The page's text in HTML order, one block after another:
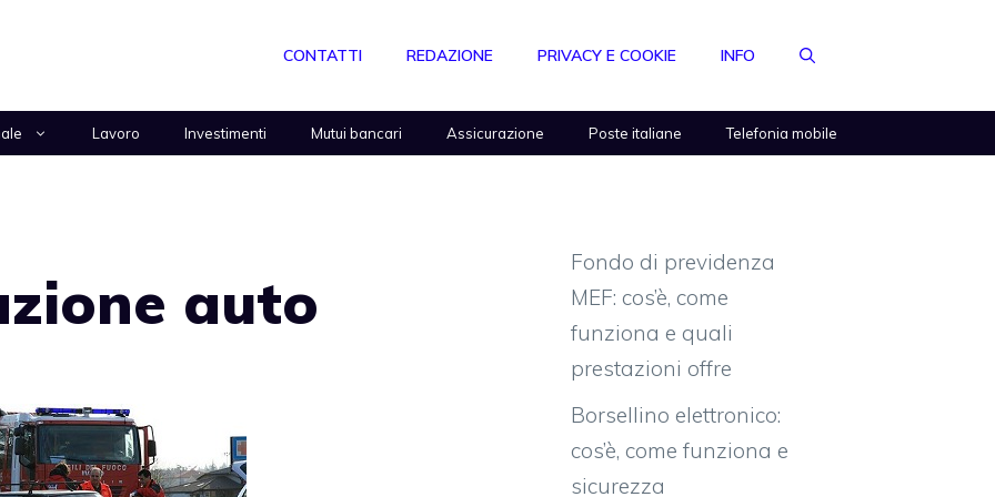
CONTATTI REDAZIONE PRIVACY E COOKIE INFO
Lavoro Investimenti Mutui bancari Assicurazione Poste italiane Telefonia mobile
auto
Fondo di previdenza
MEF: cos’è, come
funziona e quali
prestazioni offre
Borsellino elettronico:
cos’è, come funziona e
sicurezza